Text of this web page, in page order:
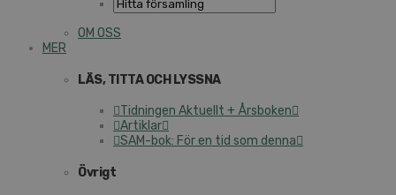
OM OSS
MER
LÄS, TITTA OCH LYSSNA
Tidningen Aktuellt + Årsboken
Artiklar
SAM-bok: För en tid som denna
Övrigt